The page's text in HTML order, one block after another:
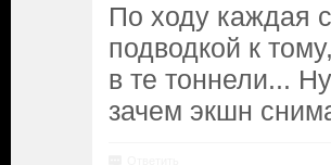
По ходу каждая
подводкой к
в те тоннели...
зачем экшн